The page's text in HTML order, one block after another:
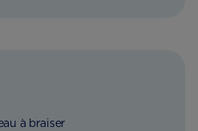
à braiser